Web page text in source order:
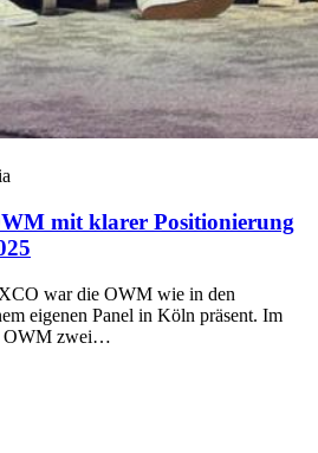
mit klarer Positionierung
war die OWM wie in den
eigenen Panel in Köln präsent. Im
OWM zwei…